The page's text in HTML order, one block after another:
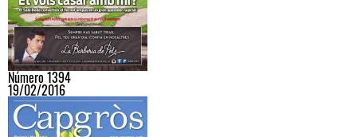
Número 1394
19/02/2016